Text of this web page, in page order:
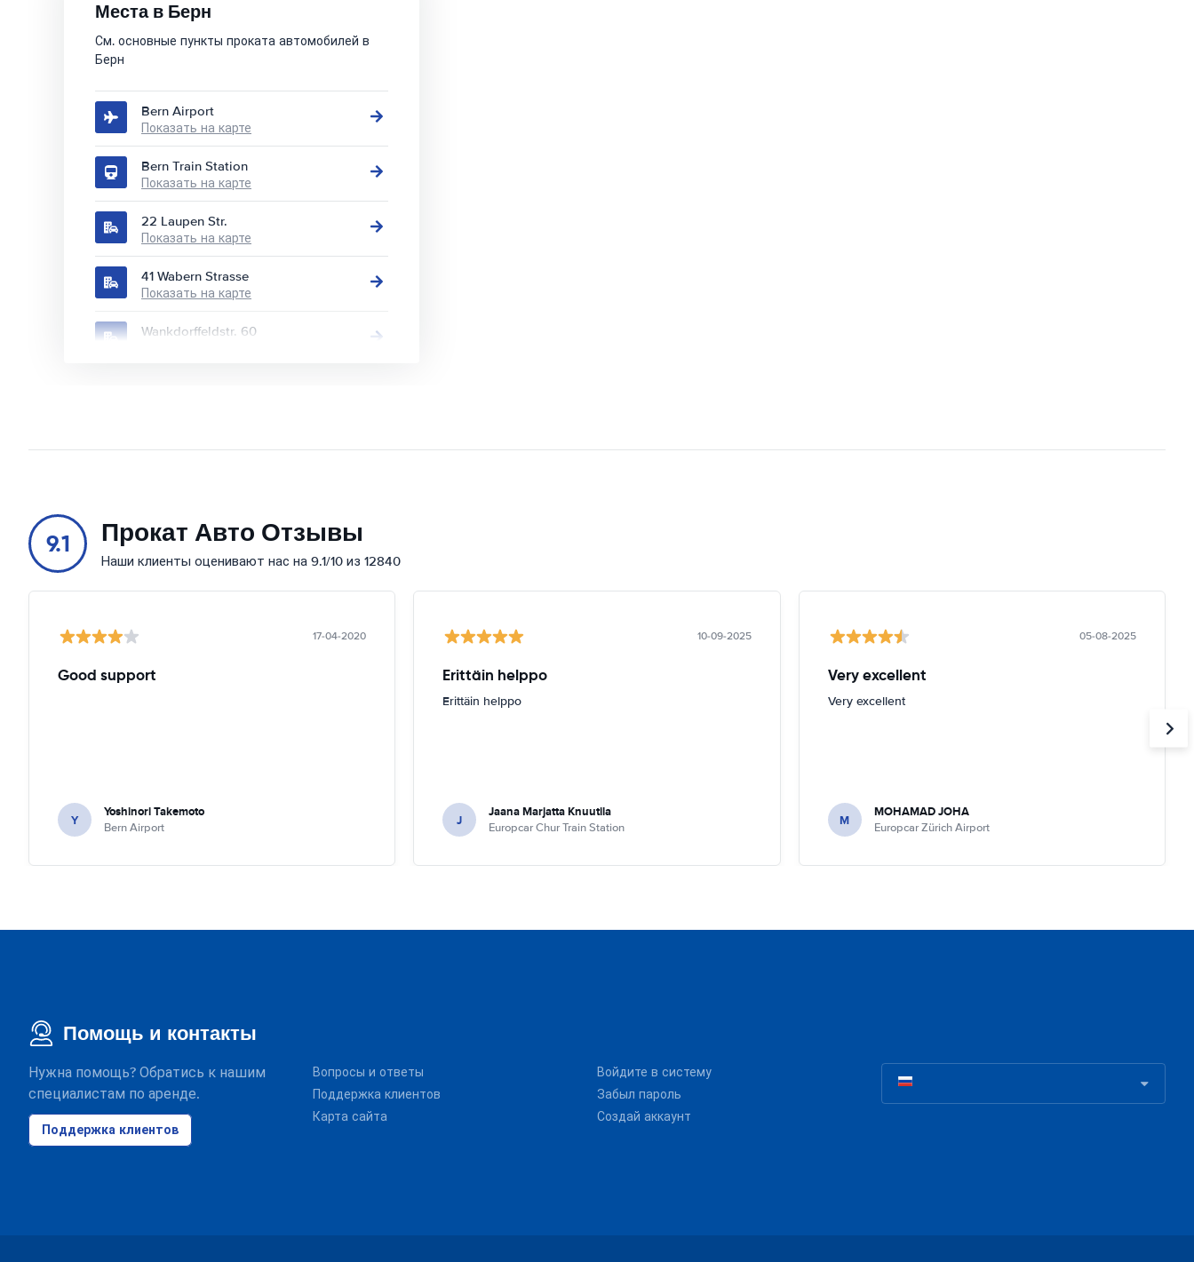
Места в Берн
См. основные пункты проката автомобилей в
Берн
Bern Airport
Показать на карте
Bern Train Station
Показать на карте
22 Laupen Str.
Показать на карте
41 Wabern Strasse
Показать на карте
Wankdorffeldstr. 60
9.1 Прокат Авто Отзывы
Наши клиенты оценивают нас на 9.1/10 из 12840
17-04-2020
Good support
Y Yoshinori Takemoto
Bern Airport
10-09-2025
Erittäin helppo
Erittäin helppo
J Jaana Marjatta Knuutila
Europcar Chur Train Station
05-08-2025
Very excellent
Very excellent
M MOHAMAD JOHA
Europcar Zürich Airport
Помощь и контакты
Нужна помощь? Обратись к нашим
специалистам по аренде.
Поддержка клиентов
Вопросы и ответы
Поддержка клиентов
Карта сайта
Войдите в систему
Забыл пароль
Создай аккаунт